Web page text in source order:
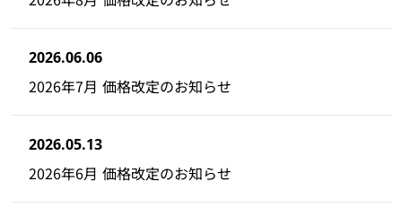
2026.06.06
2026年7月 価格改定のお知らせ
2026.05.13
2026年6月 価格改定のお知らせ